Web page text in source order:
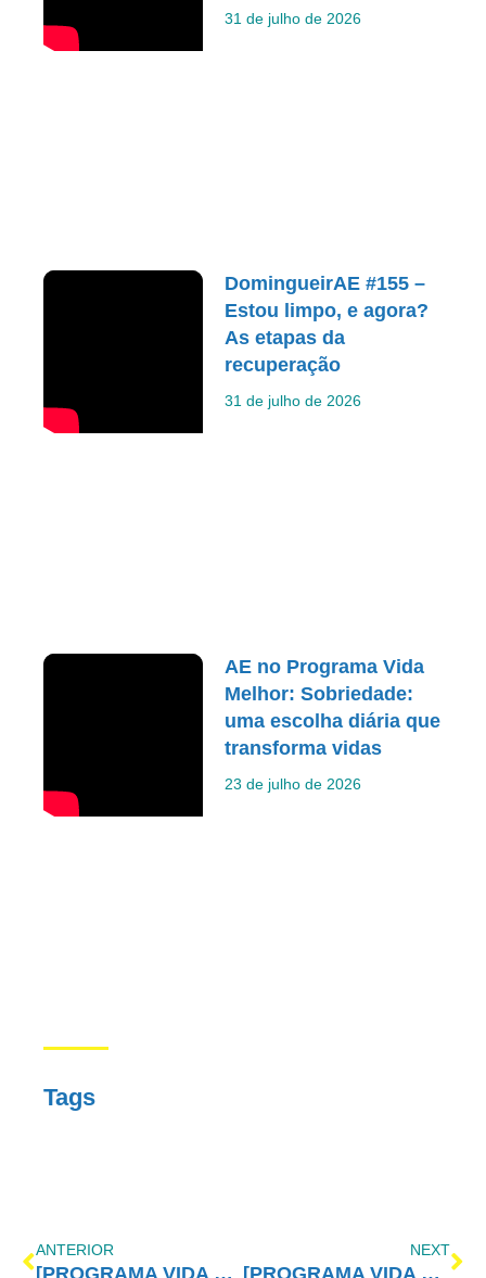
31 de julho de 2026
DomingueirAE #155 –
Estou limpo, e agora?
As etapas da
recuperação
31 de julho de 2026
AE no Programa Vida
Melhor: Sobriedade:
uma escolha diária que
transforma vidas
23 de julho de 2026
Tags
ANTERIOR NEXT